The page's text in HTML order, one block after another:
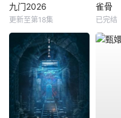
九门2026
更新至第18集
雀骨
已完结